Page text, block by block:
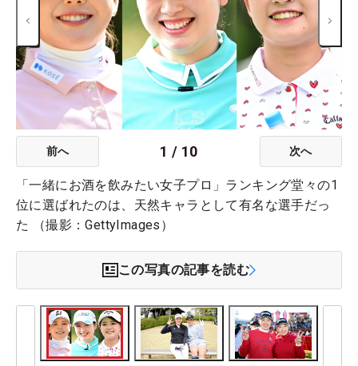
前へ 1 / 10 次へ
「一緒にお酒を飲みたい女子プロ」ランキング堂々の1
位に選ばれたのは、天然キャラとして有名な選手だっ
た （撮影：GettyImages）
この写真の記事を読む